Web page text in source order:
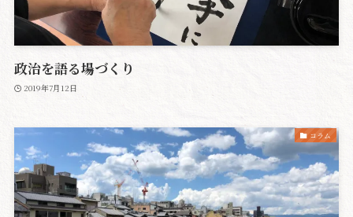
政治を語る場づくり
2019年7月12日
コラム